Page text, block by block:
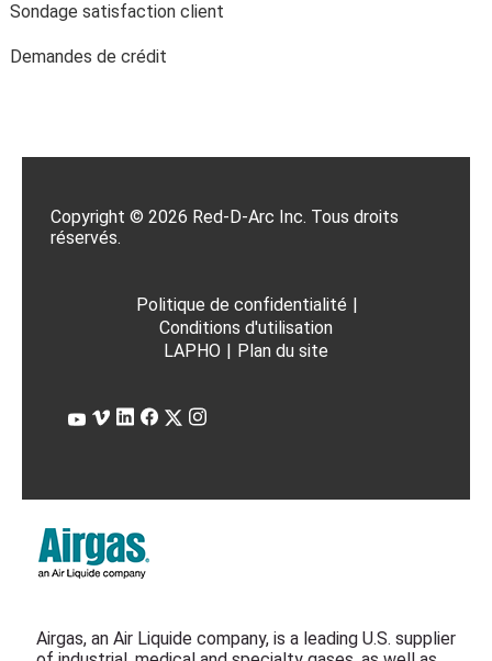
Sondage satisfaction client
Demandes de crédit
Copyright © 2026 Red-D-Arc Inc. Tous droits
réservés.
Politique de confidentialité |
Conditions d'utilisation
LAPHO | Plan du site
Airgas, an Air Liquide company, is a leading U.S. supplier